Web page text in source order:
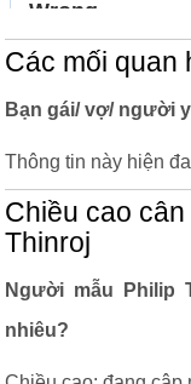
Các mối quan
Bạn gái/ vợ/ người
Thông tin này hiện
Chiều cao
Thinroj
Người mẫu Philip
nhiêu?